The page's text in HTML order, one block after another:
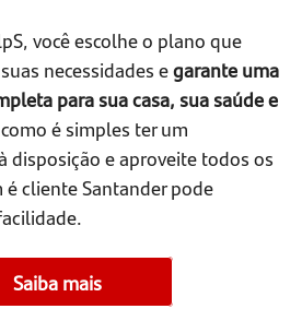
você escolhe o plano que
necessidades egarante uma
para sua casa, sua saúde e
é simples ter um
disposição e aproveite todos os
cliente Santander pode
Saiba mais